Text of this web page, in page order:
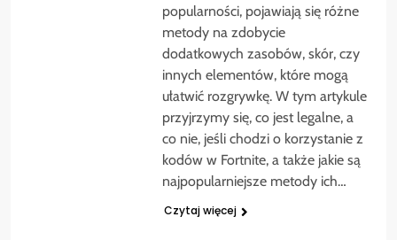
popularności, pojawiają się różne
metody na zdobycie
dodatkowych zasobów, skór, czy
innych elementów, które mogą
ułatwić rozgrywkę. W tym artykule
przyjrzymy się, co jest legalne, a
co nie, jeśli chodzi o korzystanie z
kodów w Fortnite, a także jakie są
najpopularniejsze metody ich…
Czytaj więcej